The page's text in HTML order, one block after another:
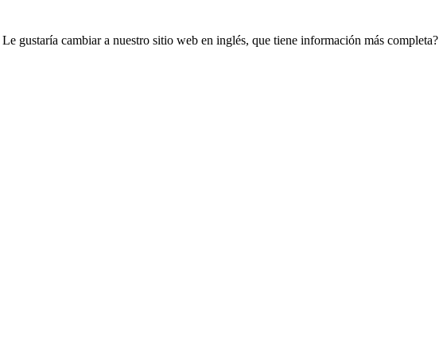
gustaría cambiar a nuestro sitio web en inglés, que tiene información más completa?